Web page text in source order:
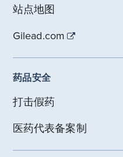
站点地图
Gilead.com
药品安全
打击假药
医药代表备案制